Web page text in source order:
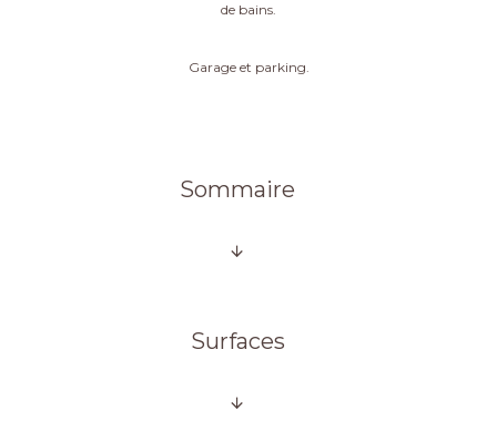
de bains.
Garage et parking.
Sommaire
Surfaces